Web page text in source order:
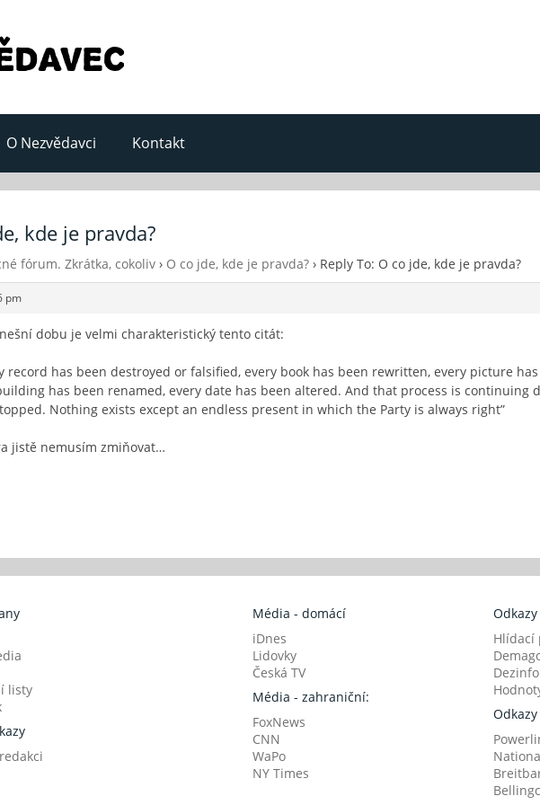
O Nezvědavci Kontakt
kde je pravda?
fórum. Zkrátka, cokoliv › O co jde, kde je pravda? › Reply To: O co jde, kde je pravda?
pm
dobu je velmi charakteristický tento citát:
record has been destroyed or falsified, every book has been rewritten, every picture
has been renamed, every date has been altered. And that process is continuing
Nothing exists except an endless present in which the Party is always right”
jistě nemusím zmiňovat…
listy
Média - domácí
iDnes
Lidovky
Česká TV
Média - zahraniční:
FoxNews
CNN
WaPo
NY Times
Odkazy
Hlídací